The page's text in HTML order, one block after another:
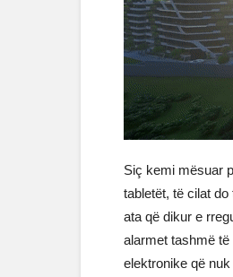
Siç kemi mësuar
tabletët, të cilat
ata që dikur e
alarmet tashmë
elektronike që